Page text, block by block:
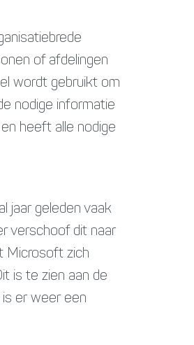
of afdelingen
wordt gebruikt om
nodige informatie
heeft alle nodige
jaar geleden vaak
verschoof dit naar
Microsoft zich
is te zien aan de
er weer een